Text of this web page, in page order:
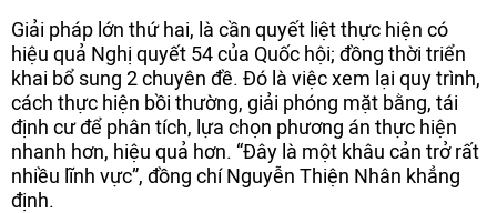
Giải pháp lớn thứ hai, là cần quyết liệt thực hiện có
hiệu quả Nghị quyết 54 của Quốc hội; đồng thời triển
khai bổ sung 2 chuyên đề. Đó là việc xem lại quy trình,
cách thực hiện bồi thường, giải phóng mặt bằng, tái
định cư để phân tích, lựa chọn phương án thực hiện
nhanh hơn, hiệu quả hơn. “Đây là một khâu cản trở rất
nhiều lĩnh vực”, đồng chí Nguyễn Thiện Nhân khẳng
định.